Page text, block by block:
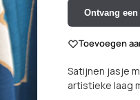
Ontvang
Toevoegen
Satijnen jasje
artistieke laag